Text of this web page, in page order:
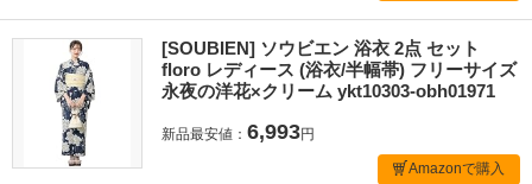
[SOUBIEN] ソウビエン 浴衣 2点 セット
floro レディース (浴衣/半幅帯) フリーサイズ
永夜の洋花×クリーム ykt10303-obh01971
新品最安値： 6,993円
Amazonで購入